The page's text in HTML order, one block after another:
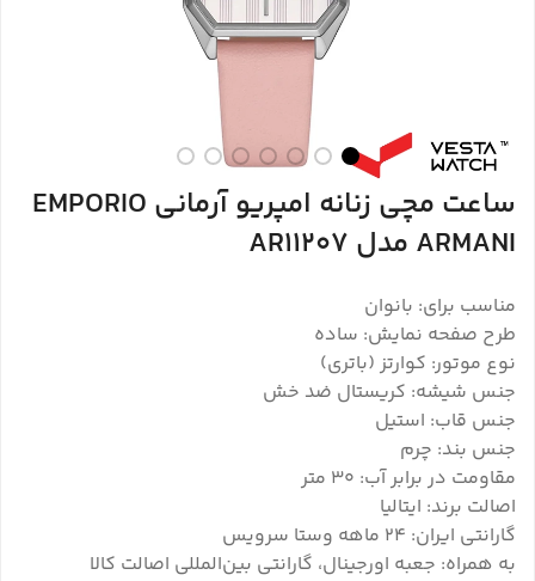
ساعت مچی زنانه امپریو آرمانی EMPORIO
ARMANI مدل AR11207
مناسب برای: بانوان
طرح صفحه نمایش: ساده
نوع موتور: کوارتز (باتری)
جنس شیشه: کریستال ضد خش
جنس قاب: استیل
جنس بند: چرم
مقاومت در برابر آب: ۳۰ متر
اصالت برند: ایتالیا
گارانتی ایران: ۲۴ ماهه وستا سرویس
به همراه: جعبه اورجینال، گارانتی بین‌المللی اصالت کالا